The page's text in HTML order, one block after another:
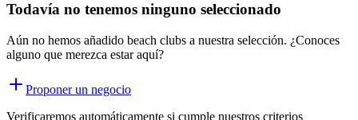
Todavía no tenemos ninguno seleccionado
Aún no hemos añadido beach clubs a nuestra selección. ¿Conoces
alguno que merezca estar aquí?
Proponer un negocio
Verificaremos automáticamente si cumple nuestros criterios